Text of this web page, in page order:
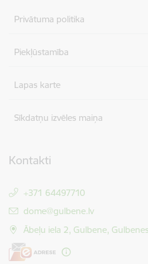
Privātuma politika
Piekļūstamība
Lapas karte
Sīkdatņu izvēles maiņa
Kontakti
+371 64497710
E-pasts:
dome@gulbene.lv
Ābeļu iela 2, Gulbene,